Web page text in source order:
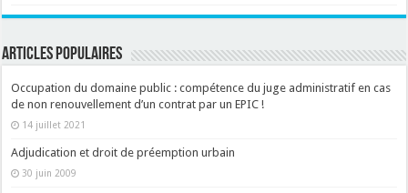
ARTICLES POPULAIRES
Occupation du domaine public : compétence du juge administratif en cas
de non renouvellement d’un contrat par un EPIC !
14 juillet 2021
Adjudication et droit de préemption urbain
30 juin 2009